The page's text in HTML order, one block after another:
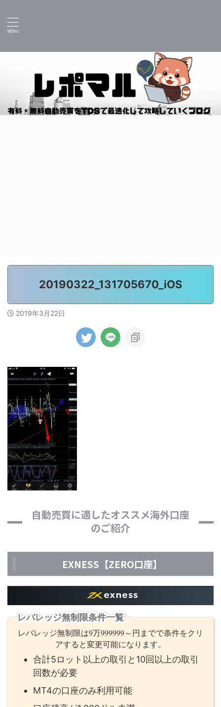
20190322_131705670_iOS
2019年3月22日
自動売買に適したオススメ海外口座
のご紹介
EXNESS【ZERO口座】
レバレッジ無制限条件一覧
レバレッジ無制限は9万999999～円までで条件をクリ
アすると変更可能になります。
合計5ロット以上の取引と10回以上の取引
回数が必要
MT4の口座のみ利用可能